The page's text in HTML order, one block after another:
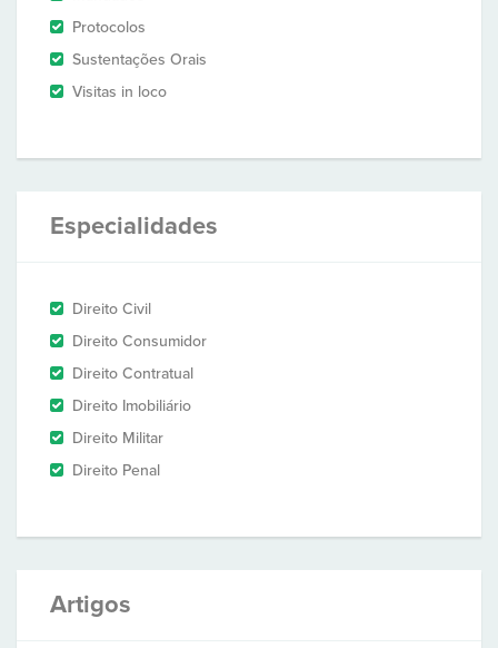
Protocolos
Sustentações Orais
Visitas in loco
Especialidades
Direito Civil
Direito Consumidor
Direito Contratual
Direito Imobiliário
Direito Militar
Direito Penal
Artigos